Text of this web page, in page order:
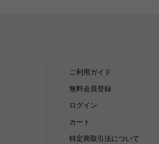
ご利用ガイド
無料会員登録
ログイン
カート
特定商取引法について